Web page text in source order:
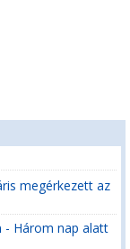
megérkezett az
- Három nap alatt